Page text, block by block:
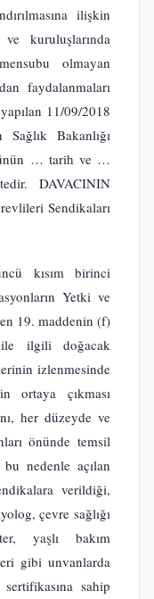
ilişkin
kuruluşlarında
olmayan
faydalanmaları
11/09/2018
Bakanlığı
… tarih ve …
DAVACININ
Sendikaları
kısım birinci
Yetki ve
19. maddenin (f)
ilgili doğacak
izlenmesinde
ortaya çıkması
her düzeyde ve
önünde temsil
nedenle açılan
verildiği,
çevre sağlığı
yaşlı bakım
gibi unvanlarda
sahip